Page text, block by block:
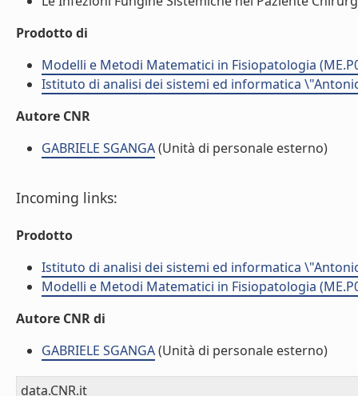
Prodotto di
Modelli e Metodi Matematici in Fisiopatologia
Istituto di analisi dei sistemi ed informatica
Autore CNR
GABRIELE SGANGA(Unità di personale esterno)
Incoming links:
Prodotto
Istituto di analisi dei sistemi ed informatica
Modelli e Metodi Matematici in Fisiopatologia
Autore CNR di
GABRIELE SGANGA(Unità di personale esterno)
data.CNR.it